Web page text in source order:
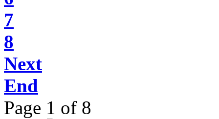
7
8
Next
End
Page 1 of 8